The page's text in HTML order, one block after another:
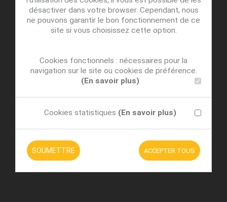
désactiver dans votre browser. Cependant, nous
ne pouvons garantir le bon fonctionnement de ce
site si vous choisissez cette option.
Cookies fonctionnels : nécessaires pour la
navigation sur le site ou cookies de préférence.
(En savoir plus)
Cookies statistiques (En savoir plus)
SOUMETTRE ACCEPTER TOUS